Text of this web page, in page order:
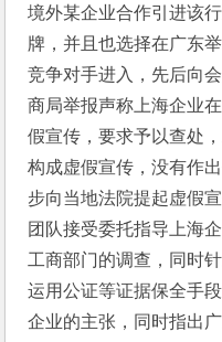
境外某企业合作引进该
牌，并且也选择在广东
竞争对手进入，先后向
商局举报声称上海企业
假宣传，要求予以查处
构成虚假宣传，没有作
步向当地法院提起虚假
团队接受委托指导上海
工商部门的调查，同时
运用公证等证据保全手
企业的主张，同时指出